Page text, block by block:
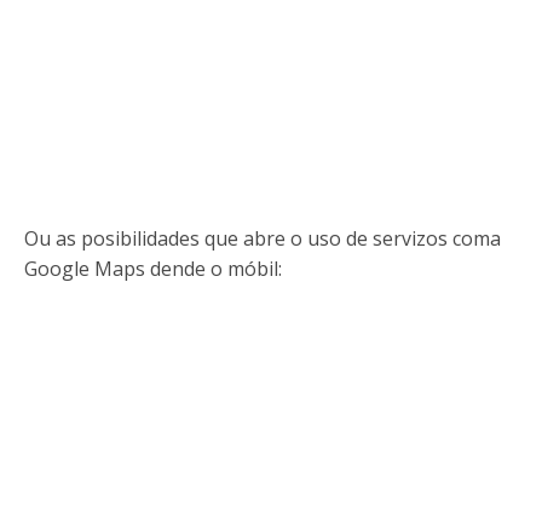
Ou as posibilidades que abre o uso de servizos coma
Google Maps dende o móbil: